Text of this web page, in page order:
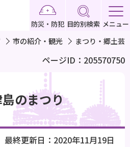
防災・防犯 目的別検索 メニュー
市の紹介・観光 まつり・郷土芸
ページID：205570750
のまつり
最終更新日：2020年11月19日